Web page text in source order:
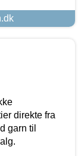
direkte fra
garn til